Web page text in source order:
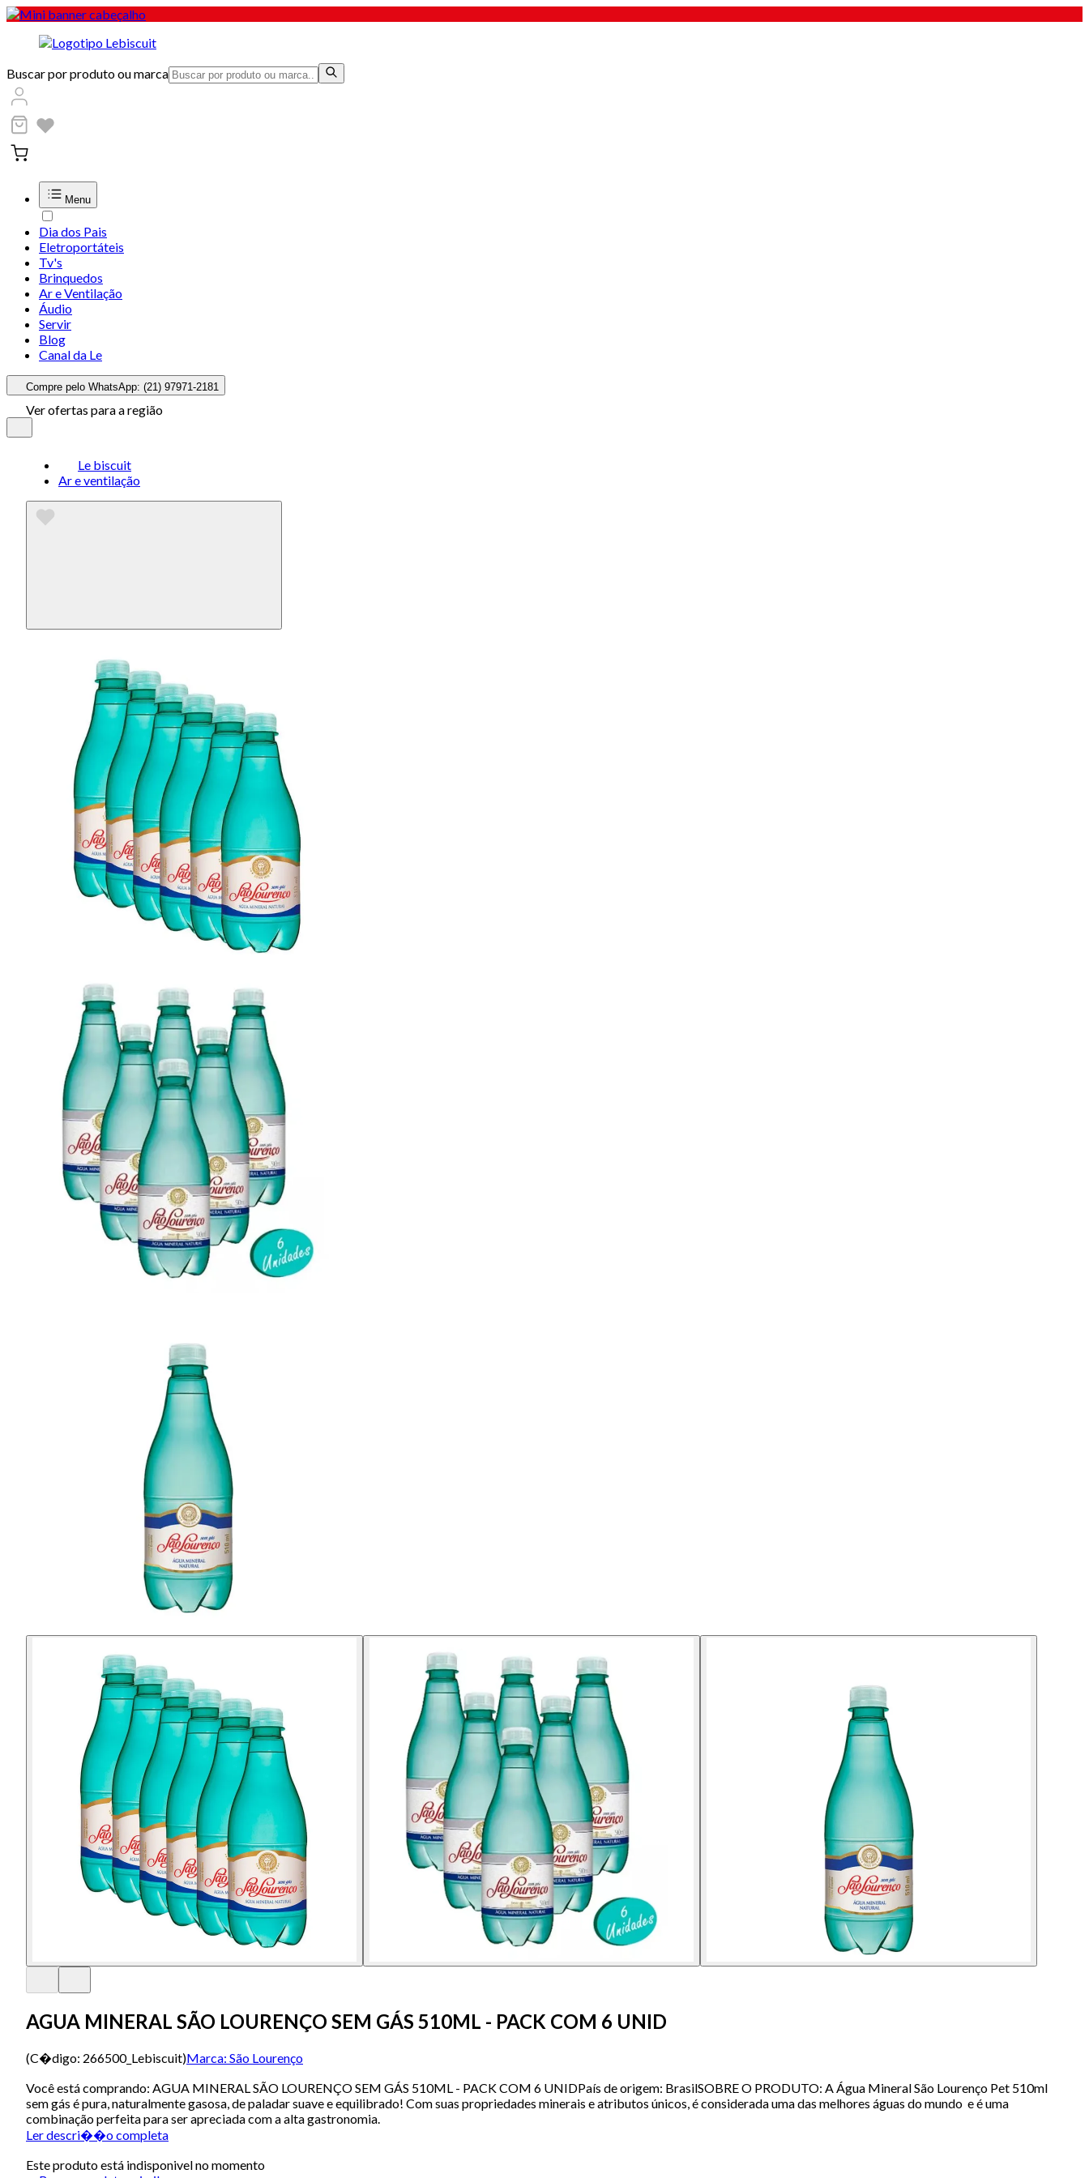
Buscar por produto ou marca
Menu
Dia dos Pais
Eletroportáteis
Tv's
Brinquedos
Ar e Ventilação
Áudio
Servir
Blog
Canal da Le
Compre pelo WhatsApp: (21) 97971-2181
Ver ofertas para a região
Le biscuit
Ar e ventilação
AGUA MINERAL SÃO LOURENÇO SEM GÁS 510ML - PACK COM 6 UNID
(C�digo: 266500_Lebiscuit)Marca: São Lourenço
Você está comprando: AGUA MINERAL SÃO LOURENÇO SEM GÁS 510ML - PACK COM 6 UNIDPaís de origem: BrasilSOBRE O PRODUTO: A Água Mineral São Lourenço Pet 510ml
sem gás é pura, naturalmente gasosa, de paladar suave e equilibrado! Com suas propriedades minerais e atributos únicos, é considerada uma das melhores águas do mundo e é uma
combinação perfeita para ser apreciada com a alta gastronomia.
Ler descri��o completa
Este produto está indisponivel no momento